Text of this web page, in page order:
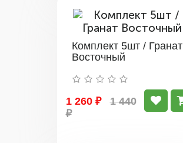
Комплект 5шт / Гранат
Восточный
1 260 ₽
1 440
₽